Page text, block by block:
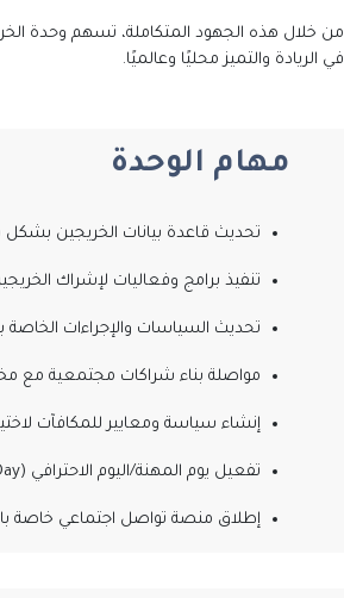
من خلال هذه الجهود المتكاملة، تسهم وحدة
في الريادة والتميز محليًا وعالميًا.
مهام الوحدة
تحديث قاعدة بيانات الخريجين
تنفيذ برامج وفعاليات لإشراك
تحديث السياسات والإجراءات
مواصلة بناء شراكات مجتمعية مع
إنشاء سياسة ومعايير للمكافآت
تفعيل يوم المهنة/اليوم الاحترافي (Professional Day).
إطلاق منصة تواصل اجتماعي خاصة